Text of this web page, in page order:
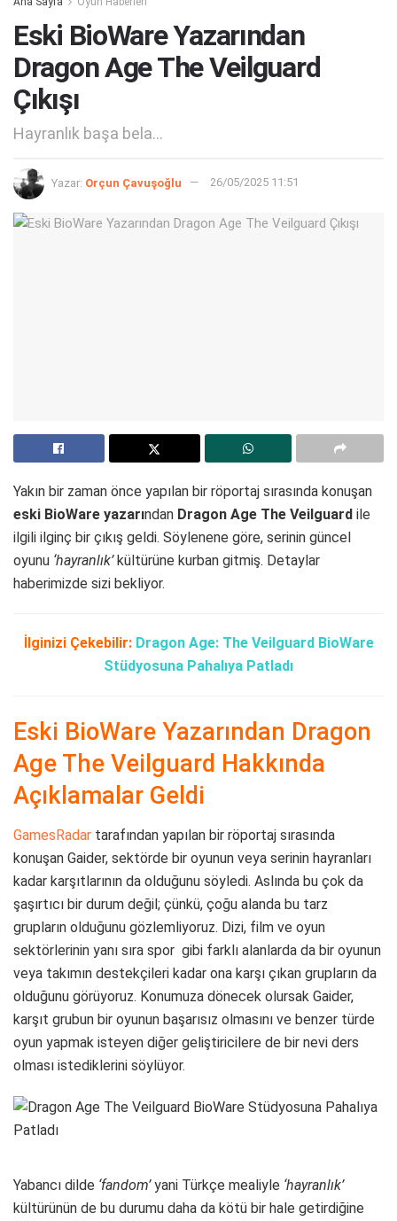
Eski BioWare Yazarından
Dragon Age The Veilguard
Çıkışı
Hayranlık başa bela...
Yazar: Orçun Çavuşoğlu 26/05/2025 11:51
Yakın bir zaman önce yapılan bir röportaj sırasında konuşan
eski BioWare yazarından Dragon Age The Veilguard ile
ilgili ilginç bir çıkış geldi. Söylenene göre, serinin güncel
oyunu ‘hayranlık’kültürüne kurban gitmiş. Detaylar
haberimizde sizi bekliyor.
İlginizi Çekebilir: Dragon Age: The Veilguard BioWare
Stüdyosuna Pahalıya Patladı
Eski BioWare Yazarından Dragon
Age The Veilguard Hakkında
Açıklamalar Geldi
GamesRadar tarafından yapılan bir röportaj sırasında
konuşan Gaider, sektörde bir oyunun veya serinin hayranları
kadar karşıtlarının da olduğunu söyledi. Aslında bu çok da
şaşırtıcı bir durum değil; çünkü, çoğu alanda bu tarz
grupların olduğunu gözlemliyoruz. Dizi, film ve oyun
sektörlerinin yanı sıra spor gibi farklı alanlarda da bir oyunun
veya takımın destekçileri kadar ona karşı çıkan grupların da
olduğunu görüyoruz. Konumuza dönecek olursak Gaider,
karşıt grubun bir oyunun başarısız olmasını ve benzer türde
oyun yapmak isteyen diğer geliştiricilere de bir nevi ders
olması istediklerini söylüyor.
Yabancı dilde ‘fandom’yani Türkçe mealiyle ‘hayranlık’
kültürünün de bu durumu daha da kötü bir hale getirdiğine